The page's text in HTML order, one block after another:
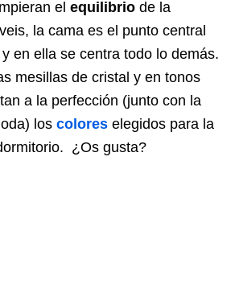
el equilibrio de la
la cama es el punto central
y en ella se centra todo lo demás.
mesillas de cristal y en tonos
a la perfección (junto con la
los colores elegidos para la
¿Os gusta?